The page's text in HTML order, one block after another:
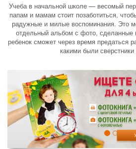
Учеба в начальной школе — весомый
папам и мамам стоит позаботиться,
радужные и милые воспоминания. Это
отдельный альбом с фото, сделанные
ребенок сможет через время предаться
какими были